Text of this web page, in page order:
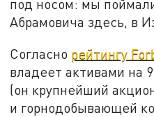
под носом: мы
Абрамовича здесь, в
Согласно рейтингу
владеет активами на
(он крупнейший
и горнодобывающей